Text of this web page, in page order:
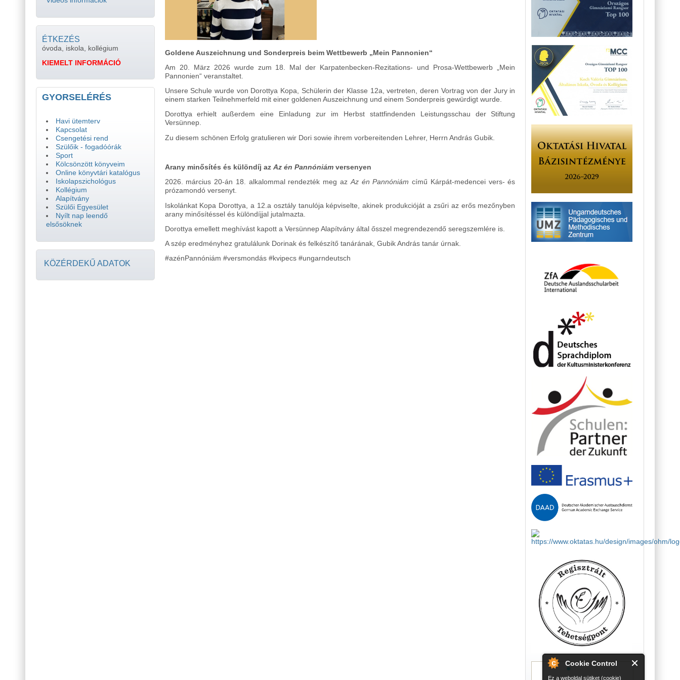
Cookie Control
Ez a weboldal sütiket (cookie)
ÉTKEZÉS
óvoda, iskola, kollégium
KIEMELT INFORMÁCIÓ
GYORSELÉRÉS
Havi ütemterv
Kapcsolat
Csengetési rend
Szülőik - fogadóórák
Sport
Kölcsönzött könyveim
Online könyvtári katalógus
Iskolapszichológus
Kollégium
Alapítvány
Szülői Egyesület
Nyílt nap leendő
elsősöknek
KÖZÉRDEKŰ ADATOK
Goldene Auszeichnung und Sonderpreis beim Wettbewerb „Mein Pannonien“
Am 20. März 2026 wurde zum 18. Mal der Karpatenbecken-Rezitations- und Prosa-Wettbewerb „Mein
Pannonien“ veranstaltet.
Unsere Schule wurde von Dorottya Kopa, Schülerin der Klasse 12a, vertreten, deren Vortrag von der Jury in
einem starken Teilnehmerfeld mit einer goldenen Auszeichnung und einem Sonderpreis gewürdigt wurde.
Dorottya erhielt außerdem eine Einladung zur im Herbst stattfindenden Leistungsschau der Stiftung
Versünnep.
Zu diesem schönen Erfolg gratulieren wir Dori sowie ihrem vorbereitenden Lehrer, Herrn András Gubik.
Arany minősítés és különdíj az Az én Pannóniámversenyen
2026. március 20-án 18. alkalommal rendezték meg azAz én Pannóniám című Kárpát-medencei vers- és
prózamondó versenyt.
Iskolánkat Kopa Dorottya, a 12.a osztály tanulója képviselte, akinek produkcióját a zsűri az erős mezőnyben
arany minősítéssel és különdíjjal jutalmazta.
Dorottya emellett meghívást kapott a Versünnep Alapítvány által ősszel megrendezendő seregszemlére is.
A szép eredményhez gratulálunk Dorinak és felkészítő tanárának, Gubik András tanár úrnak.
#azénPannóniám #versmondás #kvipecs #ungarndeutsch